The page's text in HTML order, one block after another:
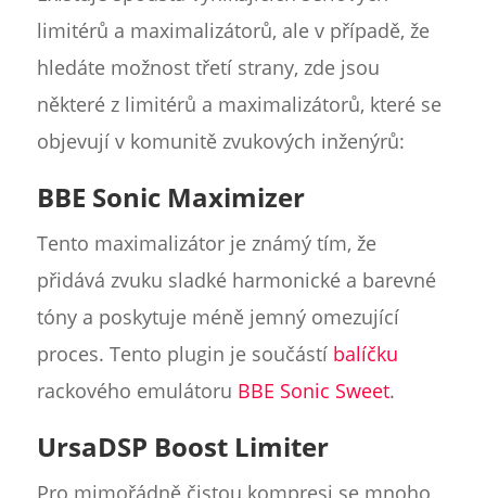
limitérů a maximalizátorů, ale v případě, že
hledáte možnost třetí strany, zde jsou
některé z limitérů a maximalizátorů, které se
objevují v komunitě zvukových inženýrů:
BBE Sonic Maximizer
Tento maximalizátor je známý tím, že
přidává zvuku sladké harmonické a barevné
tóny a poskytuje méně jemný omezující
proces. Tento plugin je součástí balíčku
rackového emulátoru BBE Sonic Sweet.
UrsaDSP Boost Limiter
Pro mimořádně čistou kompresi se mnoho